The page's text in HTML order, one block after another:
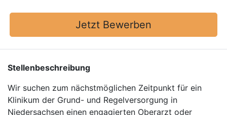
Jetzt Bewerben
Stellenbeschreibung
Wir suchen zum nächstmöglichen Zeitpunkt für ein
Klinikum der Grund- und Regelversorgung in
Niedersachsen einen engagierten Oberarzt oder